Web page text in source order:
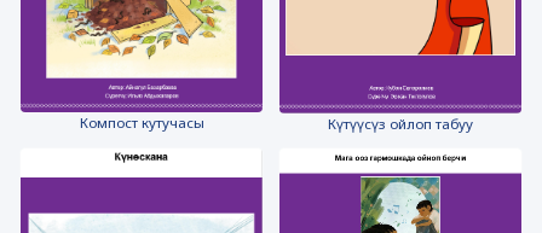
Компост кутучасы Күтүүсүз ойлоп табуу